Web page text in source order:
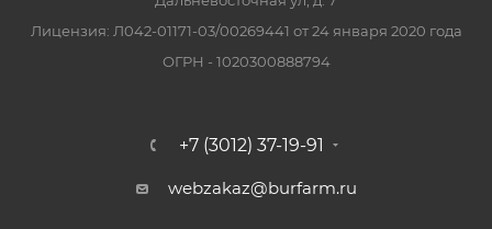
Лицензия: Л042-01171-03/00269441 от 24 января 2020 года
ОГРН - 1020300888794
+7 (3012) 37-19-91
webzakaz@burfarm.ru